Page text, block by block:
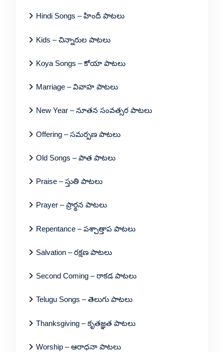
Hindi Songs – హిందీ పాటలు
Kids – చిన్నారుల పాటలు
Koya Songs – కోయా పాటలు
Marriage – వివాహ పాటలు
New Year – నూతన సంవత్సర పాటలు
Offering – సమర్పణ పాటలు
Old Songs – పాత పాటలు
Praise – స్తుతి పాటలు
Prayer – ప్రార్థన పాటలు
Repentance – పశ్చాత్తాప పాటలు
Salvation – రక్షణ పాటలు
Second Coming – రాకడ పాటలు
Telugu Songs – తెలుగు పాటలు
Thanksgiving – కృతజ్ఞత పాటలు
Worship – ఆరాధనా పాటలు